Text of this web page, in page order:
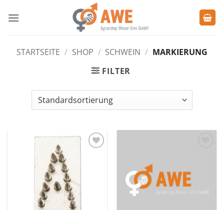
Inhalt
STARTSEITE / SHOP / SCHWEIN / MARKIERUNG
FILTER